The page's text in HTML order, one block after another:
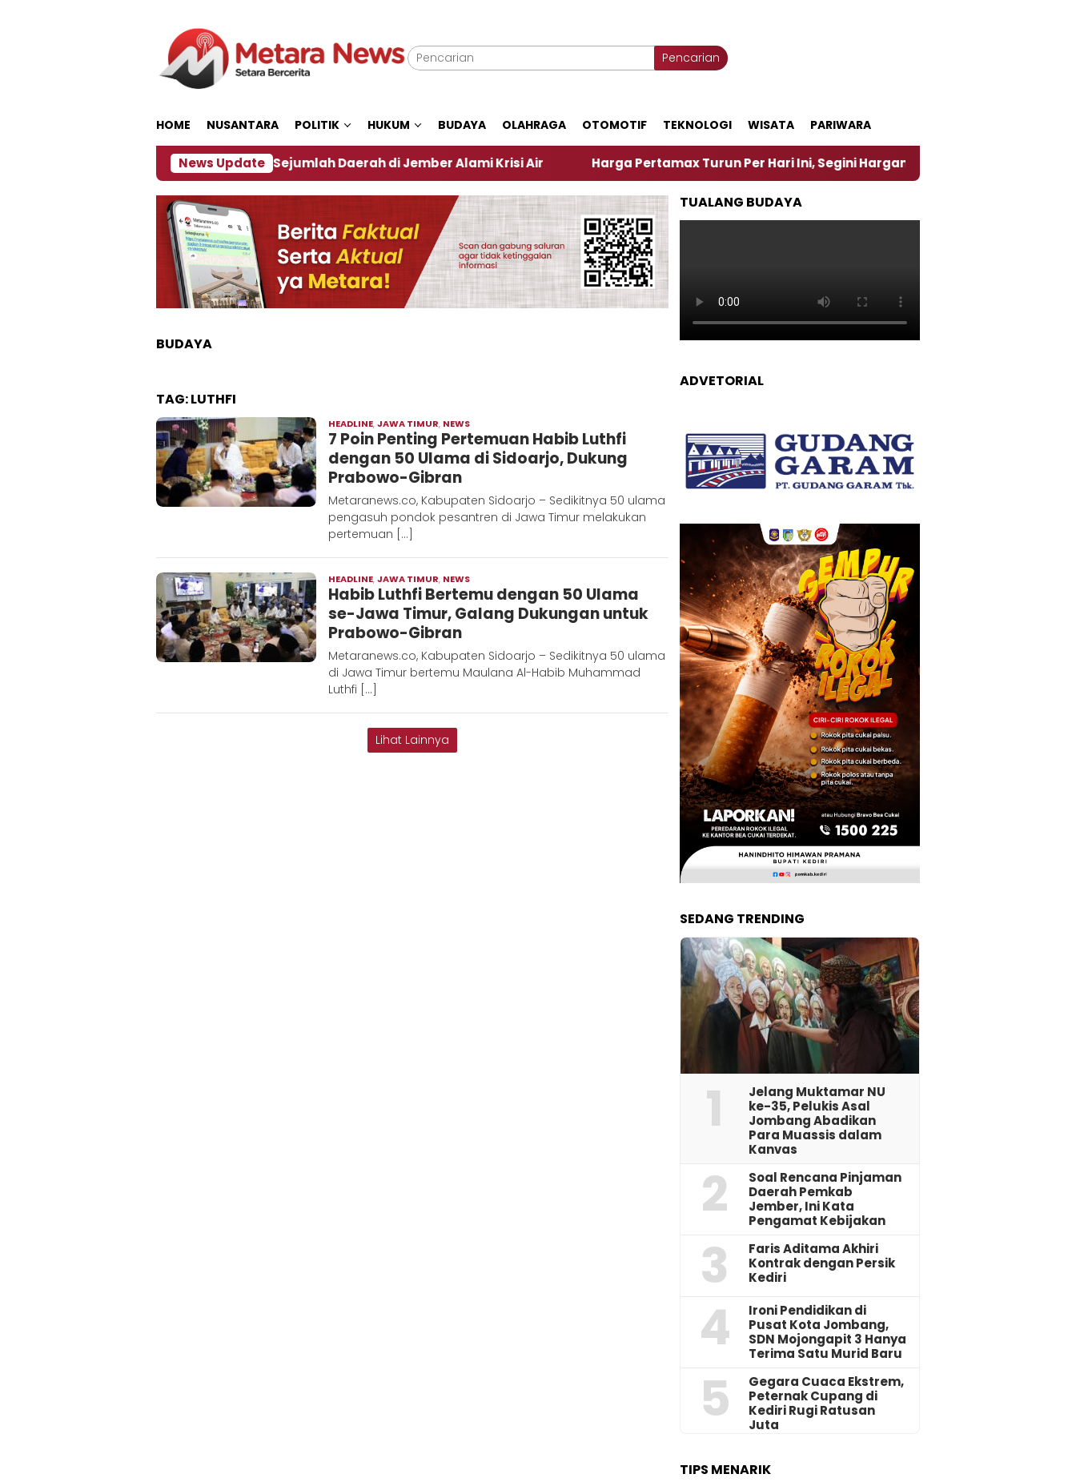
Pencarian
HOME NUSANTARA POLITIK HUKUM BUDAYA OLAHRAGA OTOMOTIF TEKNOLOGI WISATA PARIWARA
News Update
Dampak El Nino, Sejumlah Daerah di Jember Alami Krisi Air Harga Pertamax Turun Per Hari Ini, Segini Harganya ‎Nasirun Maestro Lukis
BUDAYA
TAG:LUTHFI
HEADLINE,JAWA TIMUR, NEWS
Hadi
7 Poin Penting Pertemuan Habib Luthfi
dengan 50 Ulama di Sidoarjo, Dukung
Prabowo-Gibran
Metaranews.co, Kabupaten Sidoarjo – Sedikitnya 50 ulama
pengasuh pondok pesantren di Jawa Timur melakukan
pertemuan […]
HEADLINE,JAWA TIMUR, NEWS
Hadi
Habib Luthfi Bertemu dengan 50 Ulama
se-Jawa Timur, Galang Dukungan untuk
Prabowo-Gibran
Metaranews.co, Kabupaten Sidoarjo – Sedikitnya 50 ulama
di Jawa Timur bertemu Maulana Al-Habib Muhammad
Luthfi […]
Lihat Lainnya
TUALANG BUDAYA
ADVETORIAL
SEDANG TRENDING
1
Jelang Muktamar NU
ke-35, Pelukis Asal
Jombang Abadikan
Para Muassis dalam
Kanvas
2
‎Soal Rencana Pinjaman
Daerah Pemkab
Jember, Ini Kata
Pengamat Kebijakan ‎
3
Faris Aditama Akhiri
Kontrak dengan Persik
Kediri
4
Ironi Pendidikan di
Pusat Kota Jombang,
SDN Mojongapit 3 Hanya
Terima Satu Murid Baru
5
‎Gegara Cuaca Ekstrem,
Peternak Cupang di
Kediri Rugi Ratusan
Juta
TIPS MENARIK